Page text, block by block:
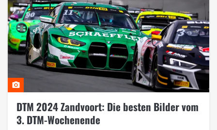
DTM 2024 Zandvoort: Die besten Bilder vom
3. DTM-Wochenende